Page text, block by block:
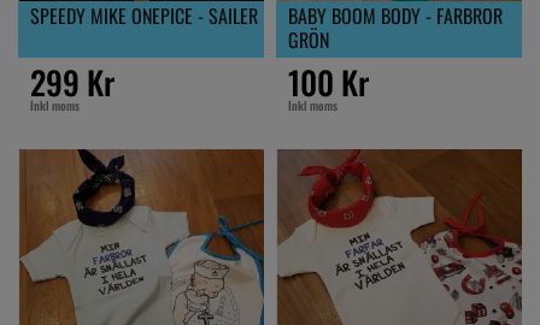
SPEEDY MIKE ONEPICE - SAILER
299 Kr
Inkl moms
BABY BOOM BODY - FARBROR
GRÖN
100 Kr
Inkl moms